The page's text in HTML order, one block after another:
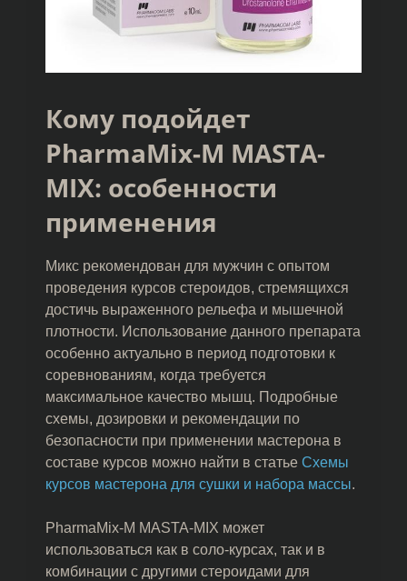
Кому подойдет
PharmaMix-M MASTA-
MIX: особенности
применения
Микс рекомендован для мужчин с опытом
проведения курсов стероидов, стремящихся
достичь выраженного рельефа и мышечной
плотности. Использование данного препарата
особенно актуально в период подготовки к
соревнованиям, когда требуется
максимальное качество мышц. Подробные
схемы, дозировки и рекомендации по
безопасности при применении мастерона в
составе курсов можно найти в статье Схемы
курсов мастерона для сушки и набора массы.
PharmaMix-M MASTA-MIX может
использоваться как в соло-курсах, так и в
комбинации с другими стероидами для